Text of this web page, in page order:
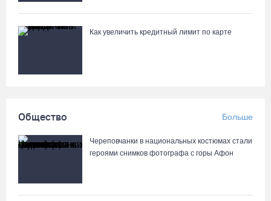
07.08.26 / 12:49
более полумиллиона рублей
07.08.26 / 12:32
Как увеличить кредитный лимит по карте
Общество Больше
Череповчанки в национальных костюмах стали
героями снимков фотографа с горы Афон